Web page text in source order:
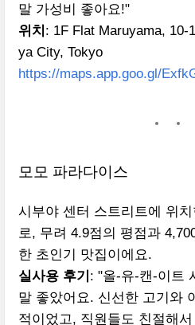
말 가성비 좋아요!"
위치 : 1F Flat Maruyama, 10-
ya City, Tokyo
https://maps.app.goo.gl/
모모 파라다이스
시부야 센터 스트리트에 위
로, 무려 4.9점의 평점과
한 초인기 맛집이에요.
실사용 후기 : "올-유-캔-이트
말 좋았어요. 신선한 고기와
적이었고, 직원들도 친절해